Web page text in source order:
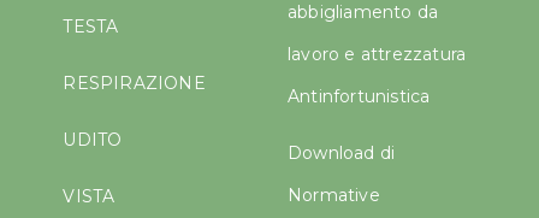
TESTA
RESPIRAZIONE
UDITO
VISTA
abbigliamento da
lavoro e attrezzatura
Antinfortunistica
Download di
Normative